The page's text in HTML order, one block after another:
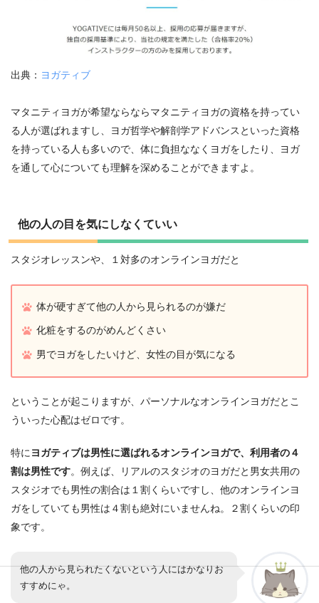
出典： ヨガティブ
マタニティヨガが希望ならならマタニティヨガの資格を持ってい
る人が選ばれますし、ヨガ哲学や解剖学アドバンスといった資格
を持っている人も多いので、体に負担ななくヨガをしたり、ヨガ
を通して心についても理解を深めることができますよ。
他の人の目を気にしなくていい
スタジオレッスンや、１対多のオンラインヨガだと
体が硬すぎて他の人から見られるのが嫌だ
化粧をするのがめんどくさい
男でヨガをしたいけど、女性の目が気になる
ということが起こりますが、パーソナルなオンラインヨガだとこ
ういった心配はゼロです。
特に ヨガティブは男性に選ばれるオンラインヨガで、利用者の４
割は男性です。例えば、リアルのスタジオのヨガだと男女共用の
スタジオでも男性の割合は１割くらいですし、他のオンラインヨ
ガをしていても男性は４割も絶対にいませんね。２割くらいの印
象です。
他の人から見られたくないという人にはかなりお
すすめにゃ。